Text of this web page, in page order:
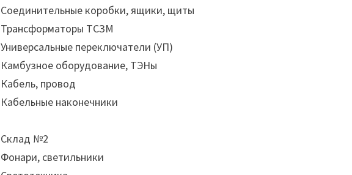
Соединительные коробки, ящики, щиты
Трансформаторы ТСЗМ
Универсальные переключатели (УП)
Камбузное оборудование, ТЭНы
Кабель, провод
Кабельные наконечники
Склад №2
Фонари, светильники